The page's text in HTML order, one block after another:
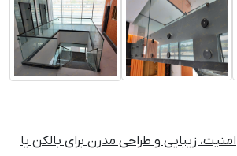
امنیت، زیبایی و طراحی مدرن برای بالکن یا